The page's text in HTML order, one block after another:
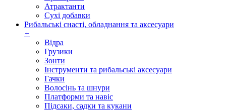
Атрактанти
Сухі добавки
Рибальські снасті, обладнання та аксесуари
+
Відра
Грузики
Зонти
Інструменти та рибальські аксесуари
Гачки
Волосінь та шнури
Платформи та навіс
Підсаки, садки та кукани